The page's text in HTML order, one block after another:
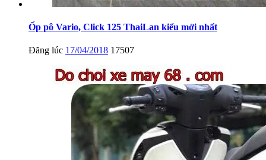
Ốp pô Vario, Click 125 ThaiLan kiểu mới nhất
Đăng lúc 17/04/2018 17507